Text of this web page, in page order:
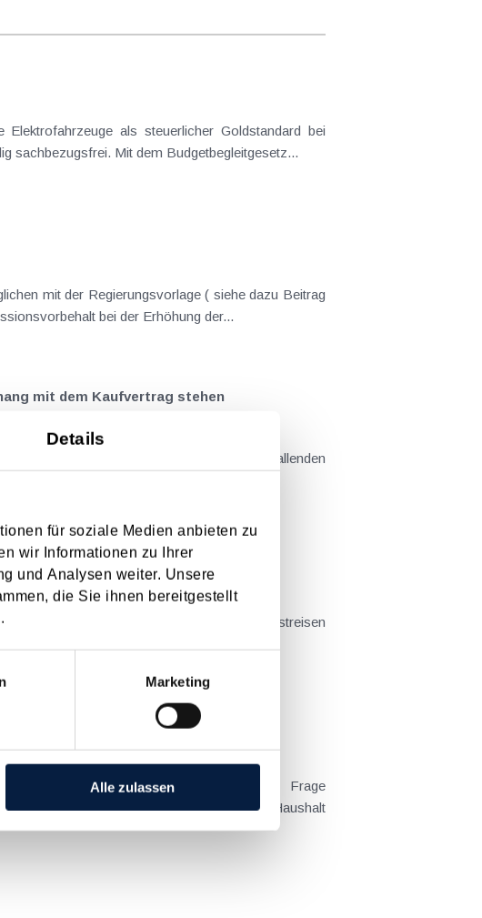
Details
für soziale Medien anbieten zu
wir Informationen zu Ihrer
und Analysen weiter. Unsere
die Sie ihnen bereitgestellt
Marketing
Alle zulassen
sachbezugsfrei. Mit dem Budgetbegleitgesetz...
mit der Regierungsvorlage ( siehe dazu Beitrag
noch zu wichtigen Änderungen gekommen. Kein Progressionsvorbehalt bei der Erhöhung der...
mit dem Kaufvertrag stehen
erfüllt sind....
stellt sich das Problem in der...
sich das Kind tatsächlich überwiegend im Haushalt